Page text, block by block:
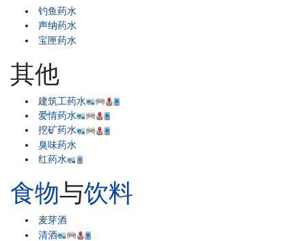
钓鱼药水
声纳药水
宝匣药水
其他
建筑工药水
爱情药水
挖矿药水
臭味药水
红药水
食物与饮料
麦芽酒
清酒